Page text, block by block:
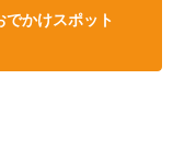
でかけスポット